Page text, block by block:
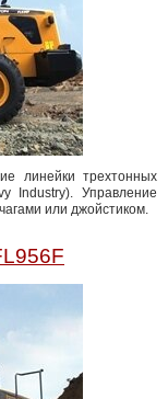
линейки трехтонных
Industry). Управление
или джойстиком.